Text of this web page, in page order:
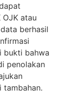
atau
berhasil
bukti bahwa
penolakan
tambahan.